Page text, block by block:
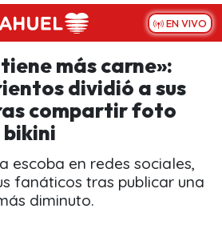
EN VIVO
más carne»:
dividió a sus
compartir foto
escoba en redes sociales,
fanáticos tras publicar una
diminuto.